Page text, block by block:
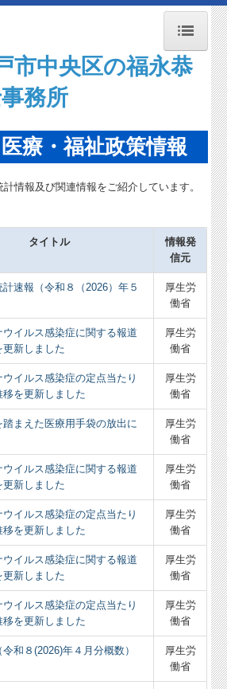
報
介
療・福祉政策情報
情報及び関連情報をご紹介しています。
タイトル
情報発
信元
計速報（令和８（2026）年５
厚生労
働省
ウイルス感染症に関する報道
新しました
厚生労
働省
ウイルス感染症の定点当たり
移を更新しました
厚生労
働省
踏まえた医療用手袋の放出に
厚生労
働省
ウイルス感染症に関する報道
新しました
厚生労
働省
ウイルス感染症の定点当たり
移を更新しました
厚生労
働省
ウイルス感染症に関する報道
新しました
厚生労
働省
ウイルス感染症の定点当たり
移を更新しました
厚生労
働省
和８(2026)年４月分概数）
厚生労
働省